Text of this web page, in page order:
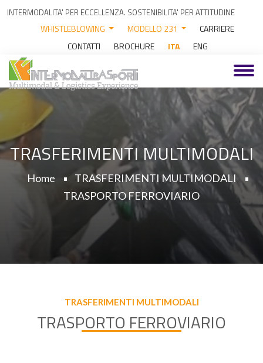
INTERMODALITA' PER ECCELLENZA. SOSTENIBILITA' PER ATTITUDINE
WHISTLEBLOWING MODELLO 231
CARRIERE
CONTATTI
BROCHURE ITA ENG
TRASFERIMENTI MULTIMODALI
Home
TRASFERIMENTI MULTIMODALI
TRASPORTO FERROVIARIO
TRASFERIMENTI MULTIMODALI
TRASPORTO FERROVIARIO